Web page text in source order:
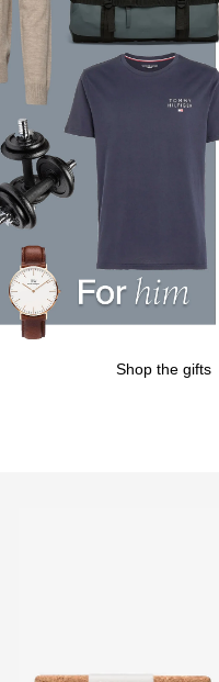
Shop the gifts